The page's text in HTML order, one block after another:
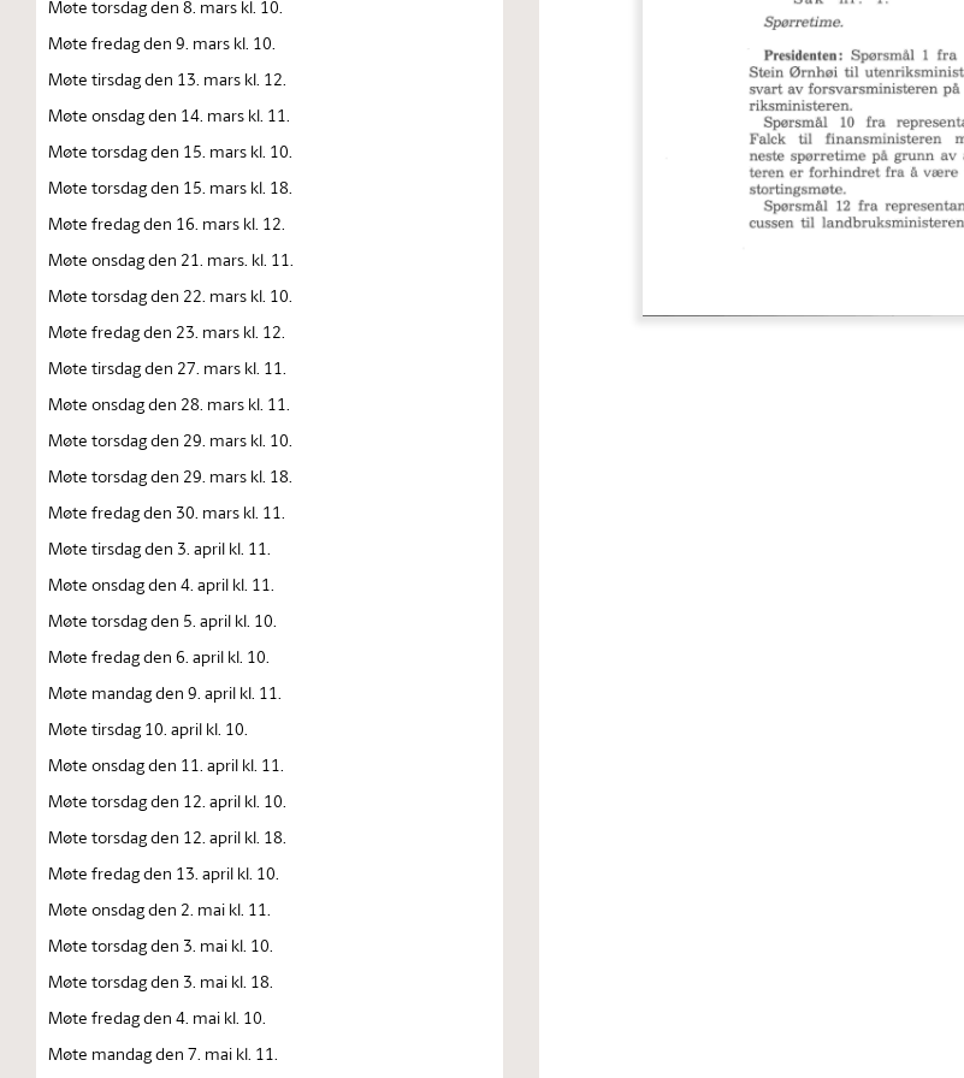
Møte torsdag den 8. mars kl. 10.
Møte fredag den 9. mars kl. 10.
Møte tirsdag den 13. mars kl. 12.
Møte onsdag den 14. mars kl. 11.
Møte torsdag den 15. mars kl. 10.
Møte torsdag den 15. mars kl. 18.
Møte fredag den 16. mars kl. 12.
Møte onsdag den 21. mars. kl. 11.
Møte torsdag den 22. mars kl. 10.
Møte fredag den 23. mars kl. 12.
Møte tirsdag den 27. mars kl. 11.
Møte onsdag den 28. mars kl. 11.
Møte torsdag den 29. mars kl. 10.
Møte torsdag den 29. mars kl. 18.
Møte fredag den 30. mars kl. 11.
Møte tirsdag den 3. april kl. 11.
Møte onsdag den 4. april kl. 11.
Møte torsdag den 5. april kl. 10.
Møte fredag den 6. april kl. 10.
Møte mandag den 9. april kl. 11.
Møte tirsdag 10. april kl. 10.
Møte onsdag den 11. april kl. 11.
Møte torsdag den 12. april kl. 10.
Møte torsdag den 12. april kl. 18.
Møte fredag den 13. april kl. 10.
Møte onsdag den 2. mai kl. 11.
Møte torsdag den 3. mai kl. 10.
Møte torsdag den 3. mai kl. 18.
Møte fredag den 4. mai kl. 10.
Møte mandag den 7. mai kl. 11.